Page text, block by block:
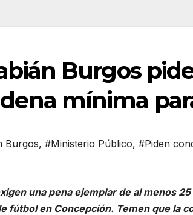
Burgos
mínima
Burgos, #Ministerio Público, #Piden
una pena ejemplar de al menos
fútbol en Concepción. Temen que la